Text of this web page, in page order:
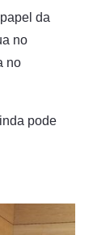
da
no
no
pode